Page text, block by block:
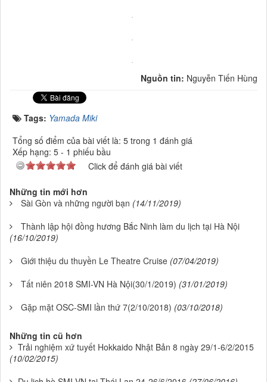
Nguồn tin: Nguyễn Tiến Hùng
Tags: Yamada Miki
Tổng số điểm của bài viết là: 5 trong 1 đánh giá
Xếp hạng: 5 - 1 phiếu bầu
Click để đánh giá bài viết
Những tin mới hơn
Sài Gòn và những người bạn (14/11/2019)
Thành lập hội đồng hương Bắc Ninh làm du lịch tại Hà Nội
(16/10/2019)
Giới thiệu du thuyền Le Theatre Cruise (07/04/2019)
Tất niên 2018 SMI-VN Hà Nội(30/1/2019) (31/01/2019)
Gặp mặt OSC-SMI lần thứ 7(2/10/2018) (03/10/2018)
Những tin cũ hơn
Trải nghiệm xứ tuyết Hokkaido Nhật Bản 8 ngày 29/1-6/2/2015
(10/02/2015)